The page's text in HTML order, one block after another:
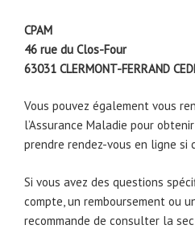
CPAM
46 rue du Clos-Four
63031 CLERMONT-FERRAND
Vous pouvez également vous
l’Assurance Maladie pour
prendre rendez-vous en ligne si
Si vous avez des questions
compte, un remboursement ou
recommande de consulter la